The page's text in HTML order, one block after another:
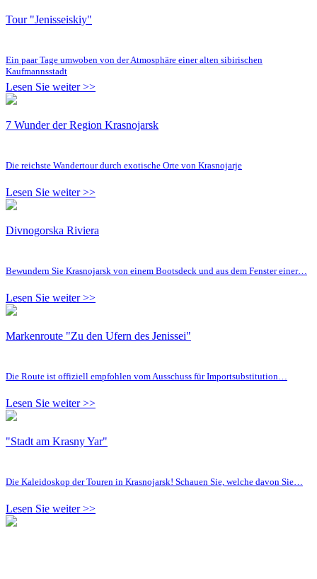
Tour "Jenisseiskiy"
Ein paar Tage umwoben von der Atmosphäre einer alten sibirischen
Kaufmannsstadt
Lesen Sie weiter >>
7 Wunder der Region Krasnojarsk
Die reichste Wandertour durch exotische Orte von Krasnojarje
Lesen Sie weiter >>
Divnogorska Riviera
Bewundern Sie Krasnojarsk von einem Bootsdeck und aus dem Fenster einer…
Lesen Sie weiter >>
Markenroute "Zu den Ufern des Jenissei"
Die Route ist offiziell empfohlen vom Ausschuss für Importsubstitution…
Lesen Sie weiter >>
"Stadt am Krasny Yar"
Die Kaleidoskop der Touren in Krasnojarsk! Schauen Sie, welche davon Sie…
Lesen Sie weiter >>